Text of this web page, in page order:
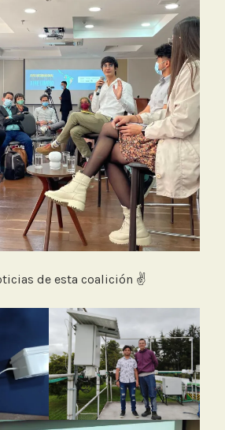
de esta coalición ✌️